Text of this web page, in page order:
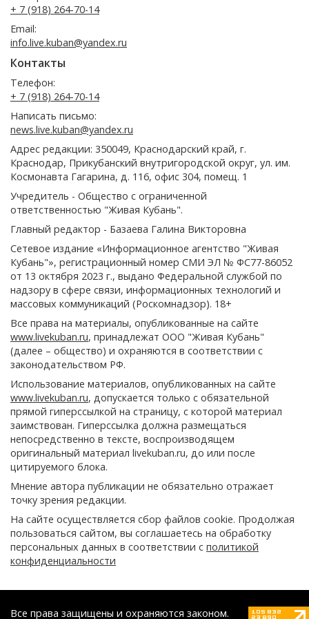
+ 7 (918) 264-70-14
Email:
info.live.kuban@yandex.ru
Контакты
Телефон:
+ 7 (918) 264-70-14
Написать письмо:
news.live.kuban@yandex.ru
Адрес редакции: 350049, Краснодарский край, г.
Краснодар, Прикубанский внутригородской округ, ул. им.
Космонавта Гагарина, д. 116, офис 304, помещ. 1
Учредитель - Общество с ограниченной
ответственностью "Живая Кубань".
Главный редактор - Базаева Галина Викторовна
Сетевое издание «Информационное агентство "Живая
Кубань"», регистрационный номер СМИ ЭЛ № ФС77-86052
от 13 октября 2023 г., выдано Федеральной службой по
надзору в сфере связи, информационных технологий и
массовых коммуникаций (Роскомнадзор). 18+
Все права на материалы, опубликованные на сайте
www.livekuban.ru, принадлежат ООО "Живая Кубань"
(далее – общество) и охраняются в соответствии с
законодательством РФ.
Использование материалов, опубликованных на сайте
www.livekuban.ru, допускается только с обязательной
прямой гиперссылкой на страницу, с которой материал
заимствован. Гиперссылка должна размещаться
непосредственно в тексте, воспроизводящем
оригинальный материал livekuban.ru, до или после
цитируемого блока.
Мнение автора публикации не обязательно отражает
точку зрения редакции.
На сайте осуществляется сбор файлов cookie. Продолжая
пользоваться сайтом, вы соглашаетесь на обработку
персональных данных в соответствии с политикой
конфиденциальности
Все права защищены и охраняются законом.